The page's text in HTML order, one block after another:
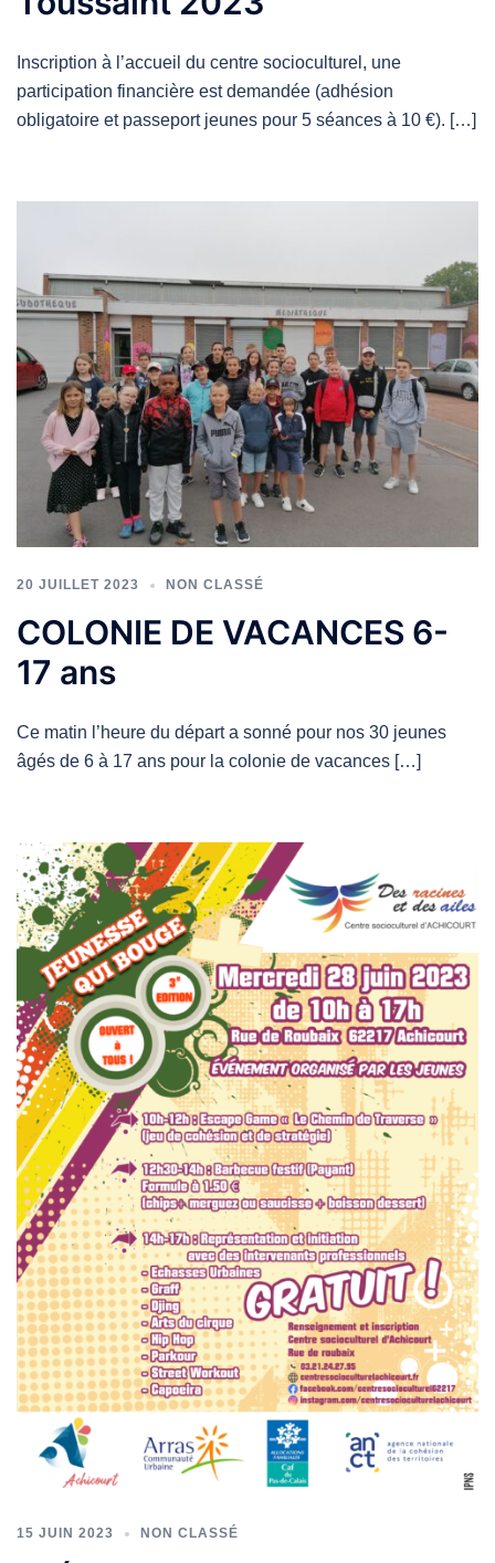
Inscription à l’accueil du centre socioculturel, une
participation financière est demandée (adhésion
obligatoire et passeport jeunes pour 5 séances à 10 €). […]
20 JUILLET 2023 NON CLASSÉ
COLONIE DE VACANCES 6-
17 ans
Ce matin l’heure du départ a sonné pour nos 30 jeunes
âgés de 6 à 17 ans pour la colonie de vacances […]
15 JUIN 2023 NON CLASSÉ